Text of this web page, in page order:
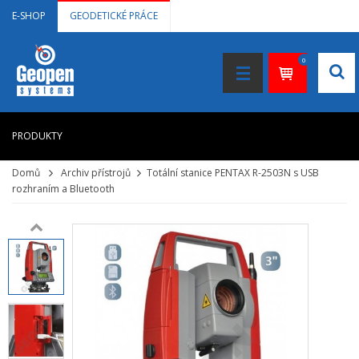
E-SHOP GEODETICKÉ PRÁCE
0
PRODUKTY
HOME
NIVELAČNÍ PŘÍSTROJE
STAVEBNÍ LASERY
DOKUMENTACE VE 3D
GNSS, GPS MĚŘENÍ
Domů Archiv přístrojů
Totální stanice PENTAX R-2503N s USB
rozhraním a Bluetooth